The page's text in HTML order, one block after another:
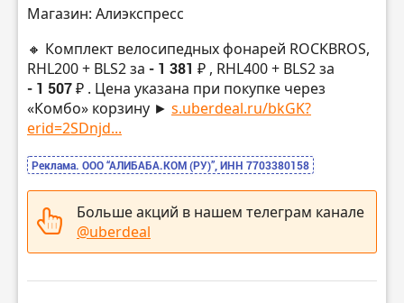
Магазин: Алиэкспресс
🔸 Комплект велосипедных фонарей ROCKBROS,
RHL200 + BLS2 за - 1 381 ₽ , RHL400 + BLS2 за
- 1 507 ₽ . Цена указана при покупке через
«Комбо» корзину ► s.uberdeal.ru/bkGK?
erid=2SDnjd...
Реклама. ООО “АЛИБАБА.КОМ (РУ)”, ИНН 7703380158
Больше акций в нашем телеграм канале
@uberdeal